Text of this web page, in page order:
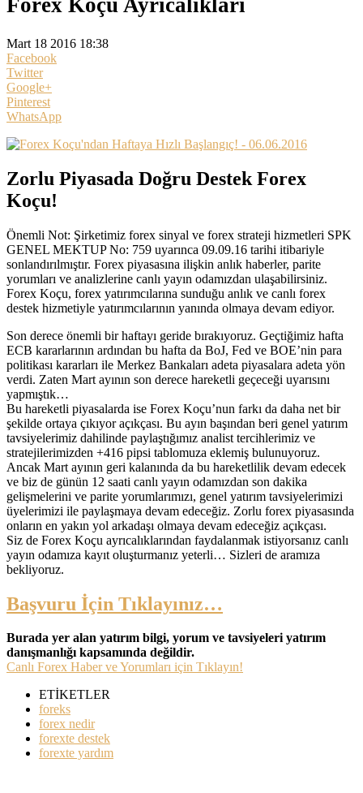
Forex Koçu Ayrıcalıkları
Mart 18 2016 18:38
Facebook
Twitter
Google+
Pinterest
WhatsApp
Zorlu Piyasada Doğru Destek Forex
Koçu!
Önemli Not: Şirketimiz forex sinyal ve forex strateji hizmetleri SPK
GENEL MEKTUP No: 759 uyarınca 09.09.16 tarihi itibariyle
sonlandırılmıştır. Forex piyasasına ilişkin anlık haberler, parite
yorumları ve analizlerine canlı yayın odamızdan ulaşabilirsiniz.
Forex Koçu, forex yatırımcılarına sunduğu anlık ve canlı forex
destek hizmetiyle yatırımcılarının yanında olmaya devam ediyor.
Son derece önemli bir haftayı geride bırakıyoruz. Geçtiğimiz hafta
ECB kararlarının ardından bu hafta da BoJ, Fed ve BOE’nin para
politikası kararları ile Merkez Bankaları adeta piyasalara adeta yön
verdi. Zaten Mart ayının son derece hareketli geçeceği uyarısını
yapmıştık…
Bu hareketli piyasalarda ise Forex Koçu’nun farkı da daha net bir
şekilde ortaya çıkıyor açıkçası. Bu ayın başından beri genel yatırım
tavsiyelerimiz dahilinde paylaştığımız analist tercihlerimiz ve
stratejilerimizden +416 pipsi tablomuza eklemiş bulunuyoruz.
Ancak Mart ayının geri kalanında da bu hareketlilik devam edecek
ve biz de günün 12 saati canlı yayın odamızdan son dakika
gelişmelerini ve parite yorumlarımızı, genel yatırım tavsiyelerimizi
üyelerimizi ile paylaşmaya devam edeceğiz. Zorlu forex piyasasında
onların en yakın yol arkadaşı olmaya devam edeceğiz açıkçası.
Siz de Forex Koçu ayrıcalıklarından faydalanmak istiyorsanız canlı
yayın odamıza kayıt oluşturmanız yeterli… Sizleri de aramıza
bekliyoruz.
Başvuru İçin Tıklayınız…
Burada yer alan yatırım bilgi, yorum ve tavsiyeleri yatırım
danışmanlığı kapsamında değildir.
Canlı Forex Haber ve Yorumları için Tıklayın!
ETİKETLER
foreks
forex nedir
forexte destek
forexte yardım